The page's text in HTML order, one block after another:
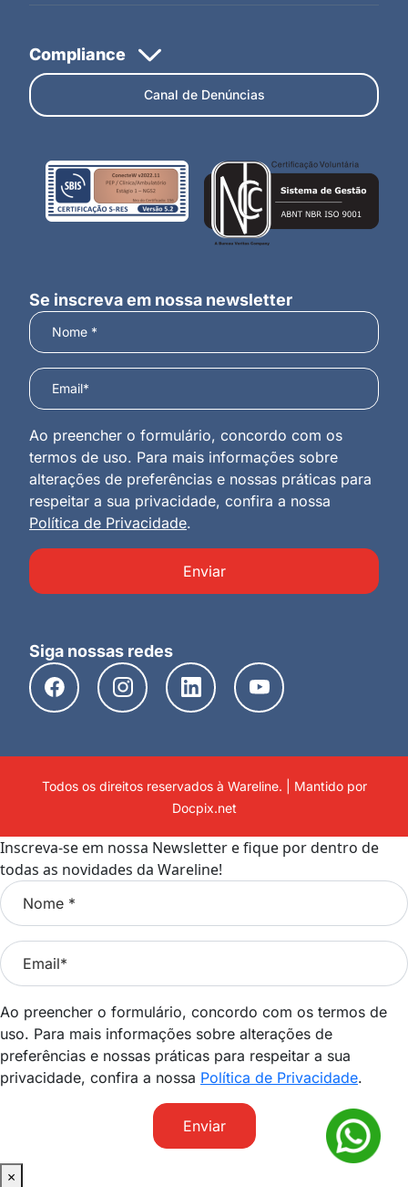
Canal de Denúncias
Se inscreva em nossa newsletter
Ao preencher o formulário, concordo com os
termos de uso. Para mais informações sobre
alterações de preferências e nossas práticas para
respeitar a sua privacidade, confira a nossa
Política de Privacidade.
Enviar
Siga nossas redes
Todos os direitos reservados à Wareline. | Mantido por
Docpix.net
Inscreva-se em nossa Newsletter e fique por dentro de
todas as novidades da Wareline!
Ao preencher o formulário, concordo com os termos de
uso. Para mais informações sobre alterações de
preferências e nossas práticas para respeitar a sua
privacidade, confira a nossa Política de Privacidade.
Enviar
×